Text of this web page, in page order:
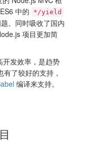
中的 */yield
。同时吸收了国内
项目更加简
开发效率，是趋势
了较好的支持，
编译来支持。